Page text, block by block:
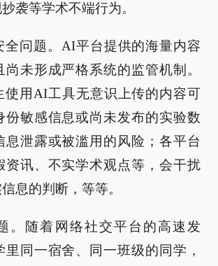
袭等学术不端行为。
全问题。AI平台提供的海量内容
尚未形成严格系统的监管机制。
使用AI工具无意识上传的内容可
份敏感信息或尚未发布的实验数
息泄露或被滥用的风险；各平台
资讯、不实学术观点等，会干扰
息的判断，等等。
。随着网络社交平台的高速发
里同一宿舍、同一班级的同学，